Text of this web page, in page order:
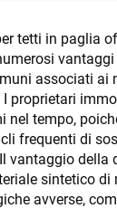
tetti in paglia
associati ai
proprietari
nel tempo,
frequenti di
vantaggio della
sintetico di
avverse,